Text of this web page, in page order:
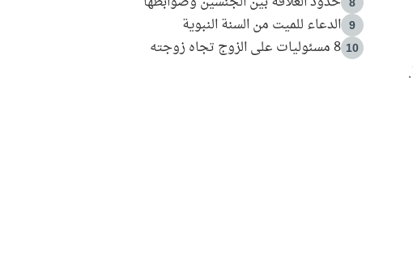
9 الدعاء للميت من السنة النبوية
10 8 مسئوليات على الزوج تجاه زوجته